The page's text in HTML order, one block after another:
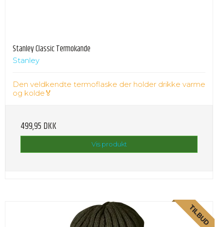
Stanley Classic Termokande
Stanley
Den veldkendte termoflaske der holder drikke varme
og kolde🏅
499,95 DKK
Vis produkt
TILBUD